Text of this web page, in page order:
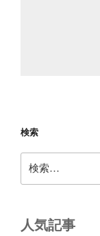
検索
索:
人気記事